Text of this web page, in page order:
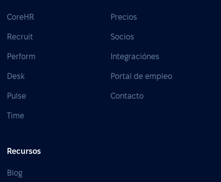
CoreHR
Recruit
Perform
Desk
Pulse
Time
Precios
Socios
Integraciónes
Portal de empleo
Contacto
Recursos
Blog